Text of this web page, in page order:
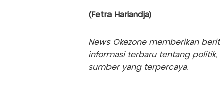
(Fetra Hariandja)
News Okezone memberikan
informasi terbaru tentang
sumber yang terpercaya.